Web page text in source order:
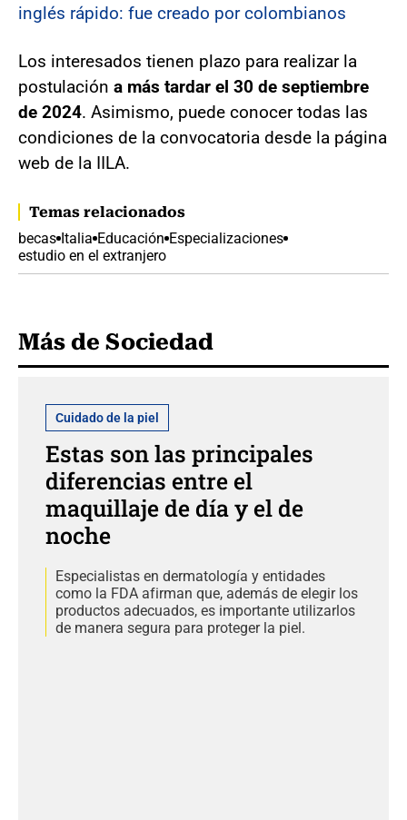
inglés rápido: fue creado por colombianos
Los interesados tienen plazo para realizar la
postulación a más tardar el 30 de septiembre
de 2024. Asimismo, puede conocer todas las
condiciones de la convocatoria desde la página
web de la IILA.
Temas relacionados
becas Italia Educación Especializaciones
estudio en el extranjero
Más de Sociedad
Cuidado de la piel
Estas son las principales
diferencias entre el
maquillaje de día y el de
noche
Especialistas en dermatología y entidades
como la FDA afirman que, además de elegir los
productos adecuados, es importante utilizarlos
de manera segura para proteger la piel.